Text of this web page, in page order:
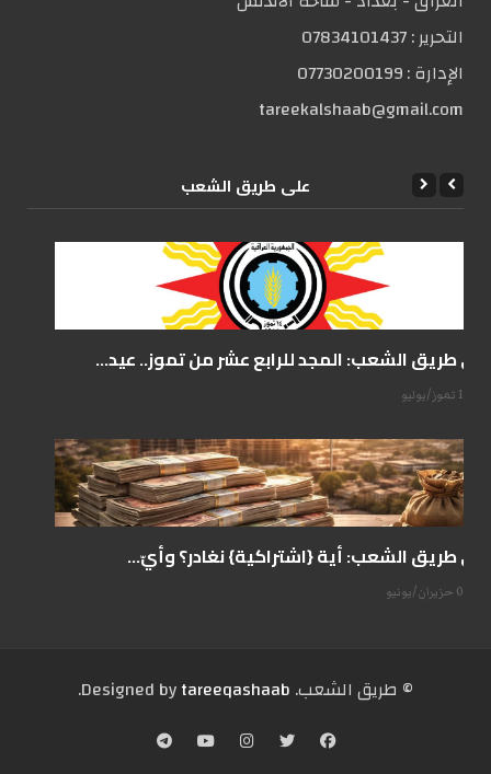
التحریر :07834101437
الإدارة :07730200199
tareekalshaab@gmail.com
علی طریق الشعب
على طريق الشعب: المجد للرابع عشر من تموز.. عيد...
14 تموز/يوليو
على طريق الشعب: أية {اشتراكية} نغادر؟ وأيّ...
07 حزيران/يونيو
© طریق الشعب. Designed by tareeqashaab
.